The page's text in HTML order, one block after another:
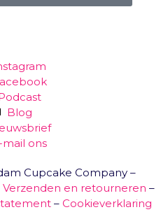
Blog
mail ons
Cupcake Company –
Verzenden en retourneren –
– Cookieverklaring